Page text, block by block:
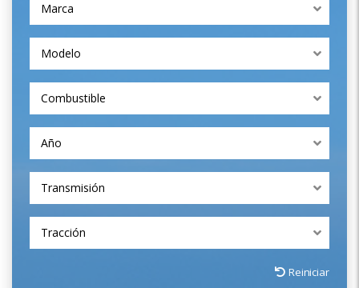
Marca
Modelo
Combustible
Año
Transmisión
Tracción
Reiniciar